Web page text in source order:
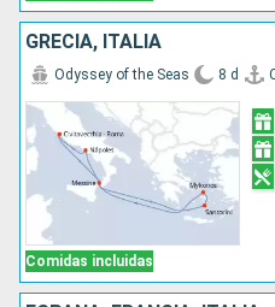
GRECIA, ITALIA
Comidas incluidas
Odyssey of the Seas 8 d